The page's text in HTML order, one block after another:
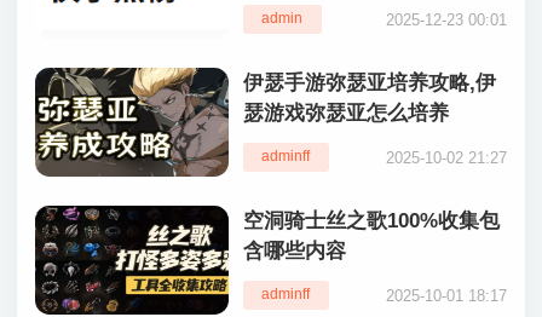
admin 2025-12-23 00:01
伊瑟手游弥瑟亚培养攻略,伊
瑟游戏弥瑟亚怎么培养
adminff 2025-10-02 21:27
空洞骑士丝之歌100%收集包
含哪些内容
adminff 2025-10-01 18:17